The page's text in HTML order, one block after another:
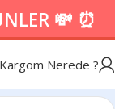
💸 ⏰
Kargom Nerede ?